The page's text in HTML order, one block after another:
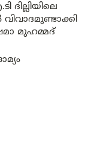
മുഹമ്മദ്